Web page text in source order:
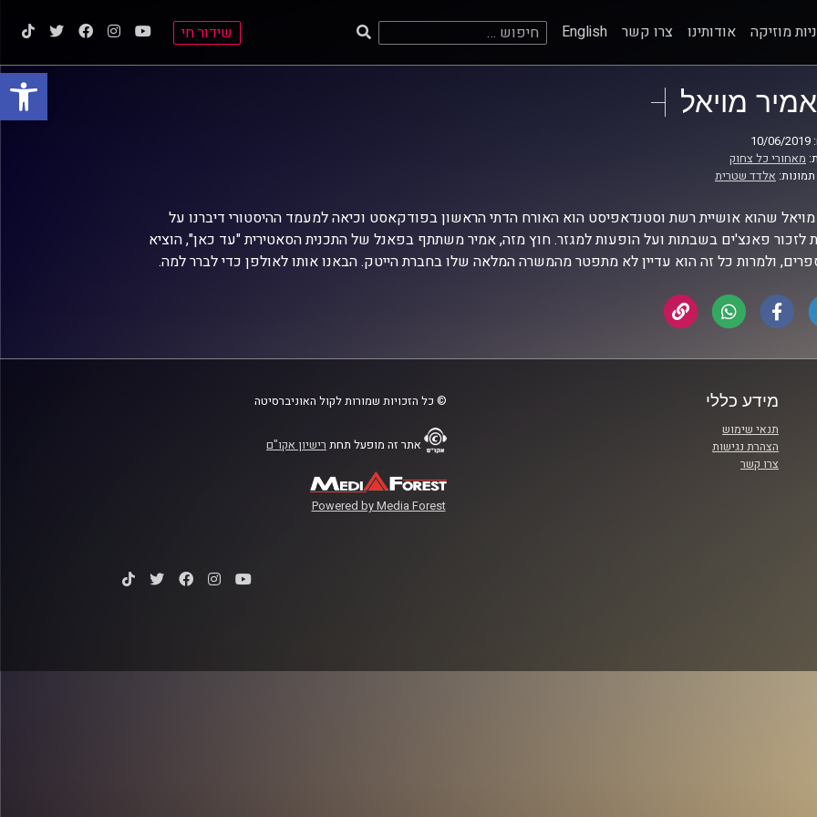
פתח
מוזיקה אודותינו צרו קשר English חיפוש: שידור חי
אמיר מויאל
מאחורי כל צחוק
אלדד שטרית
שהוא אושיית רשת וסטנדאפיסט הוא האורח הדתי הראשון בפודקאסט וכיאה למעמד ההיסטורי דיברנו על
לזכור פאנצ'ים בשבתות ועל הופעות למגזר. חוץ מזה, אמיר משתתף בפאנל של התכנית הסאטירית "עד כאן", הוציא
ולמרות כל זה הוא עדיין לא מתפטר מהמשרה המלאה שלו בחברת הייטק. הבאנו אותו לאולפן כדי לברר למה.
מידע כללי
תנאי שימוש
הצהרת נגישות
צרו קשר
© כל הזכויות שמורות לקול האוניברסיטה
אתר זה מופעל תחת רישיון אקו"ם
Powered by Media Forest